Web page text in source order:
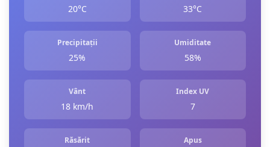
20°C 33°C
Precipitații
25%
Umiditate
58%
Vânt
18 km/h
Index UV
7
Răsărit Apus